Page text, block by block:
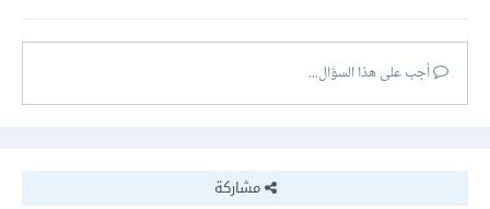
أجب على هذا السؤال...
مشاركة